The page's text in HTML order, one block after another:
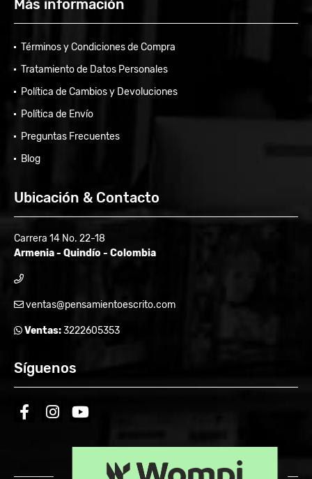
Más información
Términos y Condiciones de Compra
Tratamiento de Datos Personales
Política de Cambios y Devoluciones
Política de Envío
Preguntas Frecuentes
Blog
Ubicación & Contacto
Carrera 14 No. 22-18
Armenia - Quindío - Colombia
ventas@pensamientoescrito.com
Ventas:3222605353
Síguenos
facebookinstagramyoutube